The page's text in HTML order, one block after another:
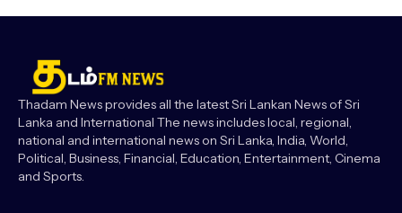
Thadam News provides all the latest Sri Lankan News of Sri
Lanka and International The news includes local, regional,
national and international news on Sri Lanka, India, World,
Political, Business, Financial, Education, Entertainment, Cinema
and Sports.